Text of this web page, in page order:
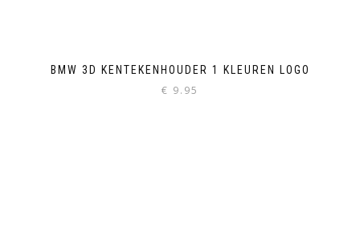
BMW 3D KENTEKENHOUDER 1 KLEUREN LOGO
€ 9.95